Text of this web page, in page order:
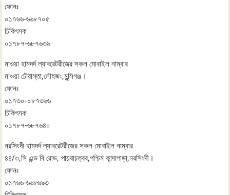
ফোনঃ
০১৭৬৬-৬৬৮৭০৫
চিকিৎসক
০১৭৮৭-৬৮৭৬৩৯
মাওয়া হামদর্দ ল্যাবরেটরীজের সকল মোবাইল নাম্বার
মাওয়া চৌরাস্তা,লৌহজং,মুন্সিগঞ্জ।
ফোনঃ
০১৭৩০-০৮৭৩৬৬
চিকিৎসক
০১৭৮৭-৬৮৭৬৪০
নরসিংদী হামদর্দ ল্যাবরেটরীজের সকল মোবাইল নাম্বার
৪৪/৩,সি এন্ড বি রোড, পায়রাচত্বর,পশ্চিম কান্দাপাড়া,নরসিংদী।
ফোনঃ
০১৭৬৬-৬৬৮৬৯৩